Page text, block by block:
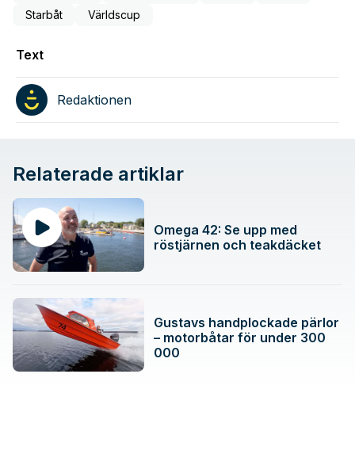
Starbåt
Världscup
Text
Redaktionen
Relaterade artiklar
Omega 42: Se upp med
röstjärnen och teakdäcket
Gustavs handplockade pärlor
– motorbåtar för under 300
000